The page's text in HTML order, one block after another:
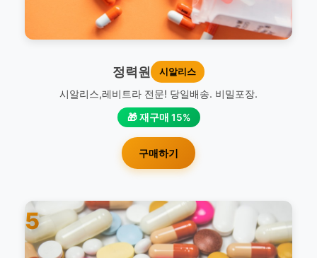
정력원 시알리스
시알리스,레비트라 전문! 당일배송. 비밀포장.
🎁 재구매 15%
구매하기
5